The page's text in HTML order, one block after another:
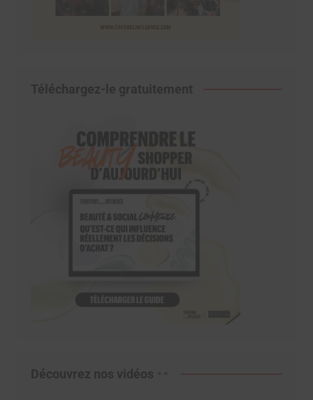
Téléchargez-le gratuitement
Découvrez nos vidéos